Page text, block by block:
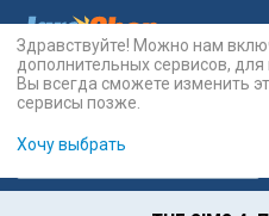
Карты
Здравствуйте! Можно нам
дополнительных сервисов,
Вы всегда сможете изменить
сервисы позже.
Хочу выбрать